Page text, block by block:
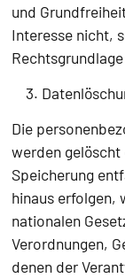
und
Interesse nicht,
3.
Die
werden
Speicherung
hinaus erfolgen,
nationalen
Verordnungen,
denen der